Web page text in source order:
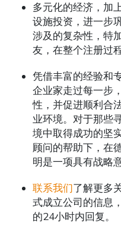
多元化的经济，加
设施投资，进一步
涉及的复杂性，特
友，在整个注册过
凭借丰富的经验和
企业家走过每一步
性，并促进顺利合
业环境。对于那些
境中取得成功的坚
顾问的帮助下，在
明是一项具有战略
联系我们了解更多
式成立公司的信息
的24小时内回复。